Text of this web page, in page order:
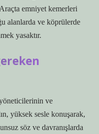
emniyet kemerleri
alanlarda ve köprülerde
yasaktır.
ve
yüksek sesle konuşarak,
söz ve davranışlarda